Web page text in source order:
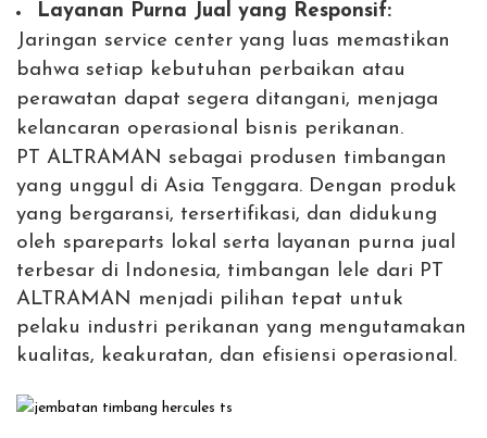
Layanan Purna Jual yang Responsif:
Jaringan service center yang luas memastikan
bahwa setiap kebutuhan perbaikan atau
perawatan dapat segera ditangani, menjaga
kelancaran operasional bisnis perikanan.
PT ALTRAMAN sebagai produsen timbangan
yang unggul di Asia Tenggara. Dengan produk
yang bergaransi, tersertifikasi, dan didukung
oleh spareparts lokal serta layanan purna jual
terbesar di Indonesia, timbangan lele dari PT
ALTRAMAN menjadi pilihan tepat untuk
pelaku industri perikanan yang mengutamakan
kualitas, keakuratan, dan efisiensi operasional.